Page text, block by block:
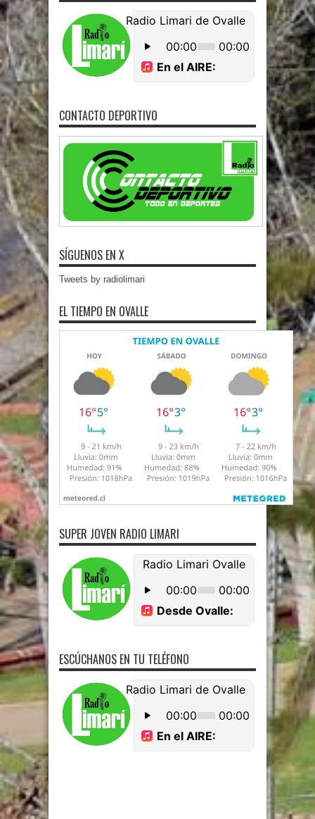
CONTACTO DEPORTIVO
SÍGUENOS EN X
Tweets by radiolimari
EL TIEMPO EN OVALLE
SUPER JOVEN RADIO LIMARI
ESCÚCHANOS EN TU TELÉFONO